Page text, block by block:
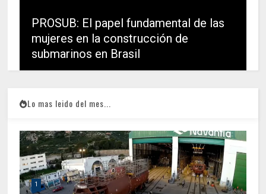
PROSUB: El papel fundamental de las
mujeres en la construcción de
submarinos en Brasil
Lo mas leido del mes...
1